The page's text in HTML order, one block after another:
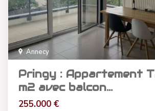
Annecy
Pringy : Appartement
m2 avec balcon...
255.000 €